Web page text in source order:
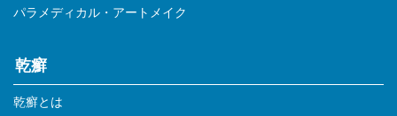
パラメディカル・アートメイク
乾癬
乾癬とは